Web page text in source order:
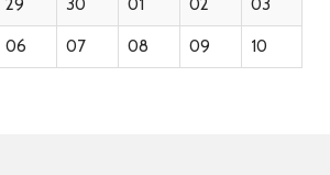
29 30 01 02 03
06 07 08 09 10